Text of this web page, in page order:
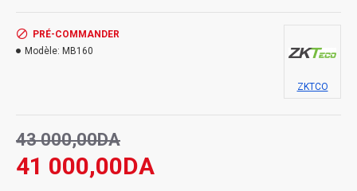
41 000,00DA
43 000,00DA
PRÉ-COMMANDER
Modèle: MB160
ZKTCO